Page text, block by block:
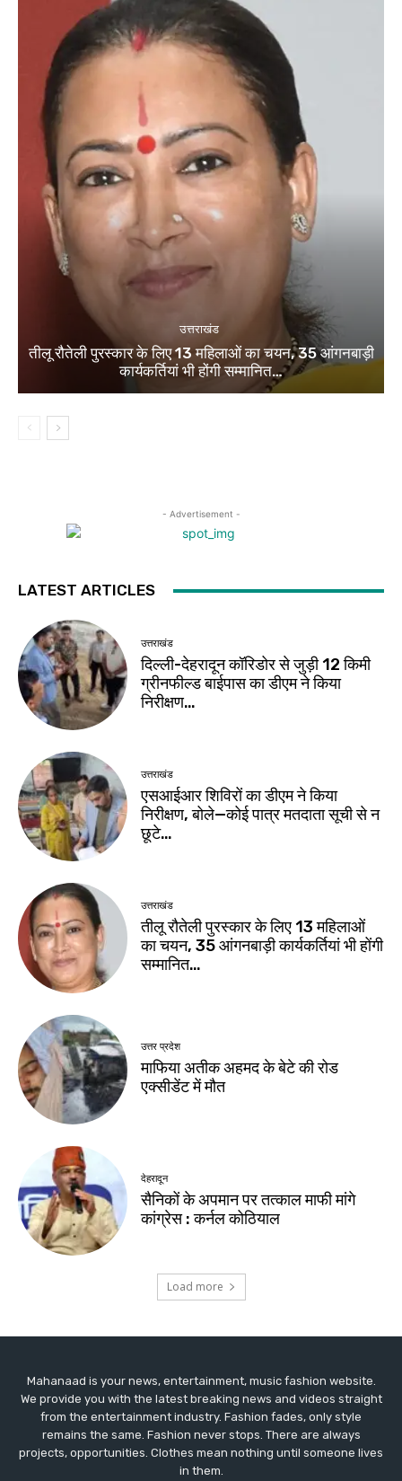
Mahanaad is your news, entertainment, music fashion website.
We provide you with the latest breaking news and videos straight
from the entertainment industry. Fashion fades, only style
remains the same. Fashion never stops. There are always
projects, opportunities. Clothes mean nothing until someone lives
in them.